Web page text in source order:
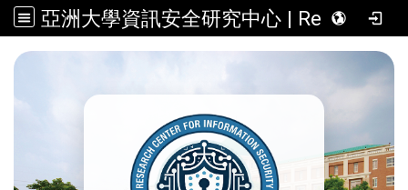
亞洲大學資訊安全研究中心 | Research Center for Information Security, Asia University, Taiwan (R.O.C.)